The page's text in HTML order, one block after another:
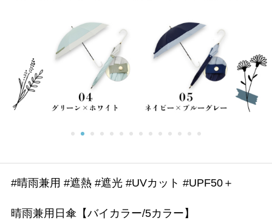
#晴雨兼用 #遮熱 #遮光 #UVカット #UPF50＋
晴雨兼用日傘【バイカラー/5カラー】